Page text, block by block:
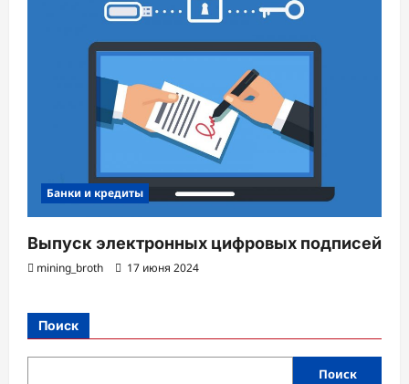
Банки и кредиты
Выпуск электронных цифровых подписей
mining_broth 17 июня 2024
Поиск
Поиск